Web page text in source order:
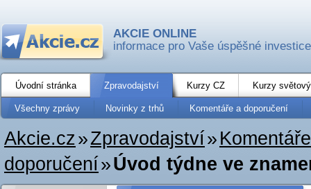
AKCIE ONLINE
informace pro Vaše úspěšné investice
Úvodní stránka Zpravodajství Kurzy CZ Kurzy
Všechny zprávy Novinky z trhů Komentáře a doporučení
Akcie.cz»Zpravodajství»
doporučení»Úvod týdne ve